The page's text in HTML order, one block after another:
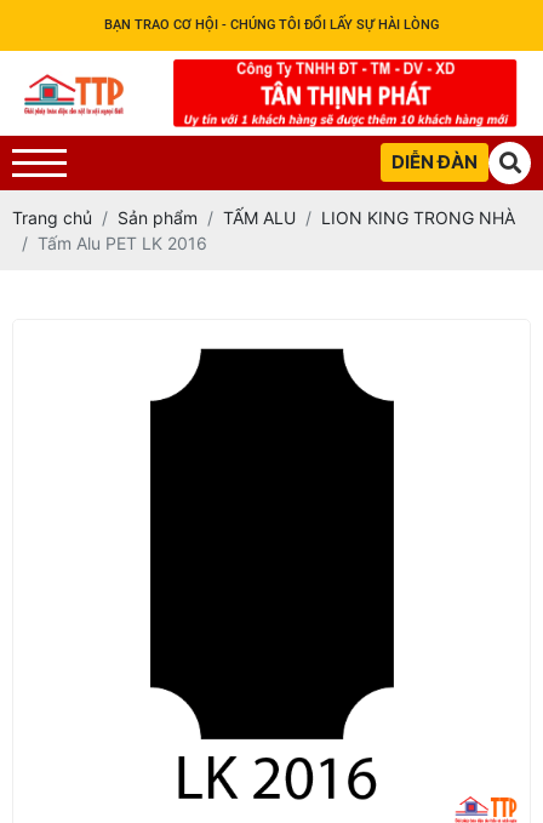
BẠN TRAO CƠ HỘI - CHÚNG TÔI ĐỔI LẤY SỰ HÀI LÒNG
DIỄN ĐÀN
Trang chủ Sản phẩm TẤM ALU
LION KING TRONG NHÀ
Tấm Alu PET LK 2016